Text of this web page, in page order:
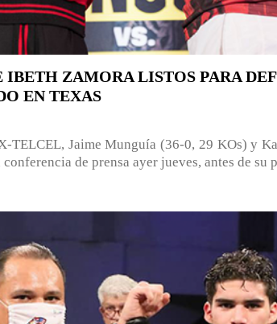
ZAMORA LISTOS PARA
EN TEXAS
TELCEL, Jaime Munguía (36-0, 29 KOs) y
de prensa ayer jueves, antes de su